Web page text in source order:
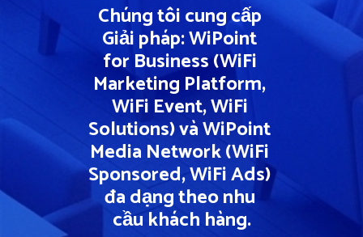
Chúng tôi cung cấp
Giải pháp: WiPoint
for Business (WiFi
Marketing Platform,
WiFi Event, WiFi
Solutions) và WiPoint
Media Network (WiFi
Sponsored, WiFi Ads)
đa dạng theo nhu
cầu khách hàng.